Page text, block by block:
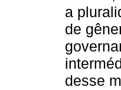
a
de
desse